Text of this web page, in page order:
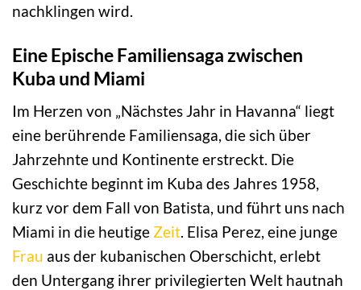
nachklingen wird.
Eine Epische Familiensaga zwischen
Kuba und Miami
Im Herzen von „Nächstes Jahr in Havanna“ liegt
eine berührende Familiensaga, die sich über
Jahrzehnte und Kontinente erstreckt. Die
Geschichte beginnt im Kuba des Jahres 1958,
kurz vor dem Fall von Batista, und führt uns nach
Miami in die heutige Zeit. Elisa Perez, eine junge
Frau aus der kubanischen Oberschicht, erlebt
den Untergang ihrer privilegierten Welt hautnah